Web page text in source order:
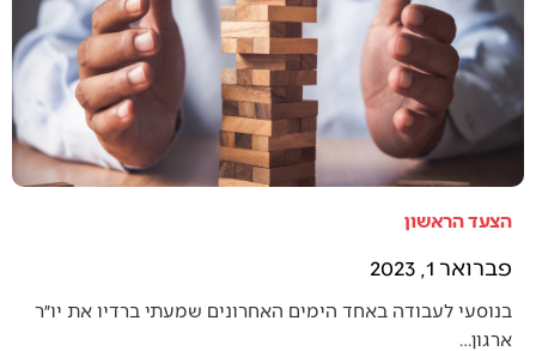
הצעד הראשון
פברואר 1, 2023
בנוסעי לעבודה באחד הימים האחרונים שמעתי ברדיו את יו״ר
ארגון…